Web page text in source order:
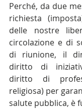
Perché, da due
richiesta
delle nostre
circolazione e di
di riunione, il
diritto di
diritto di
religiosa) per
salute pubblica, è